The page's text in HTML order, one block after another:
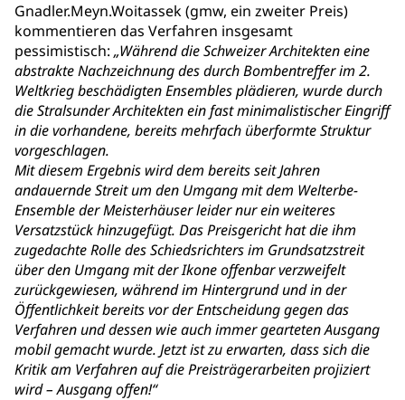
Gnadler.Meyn.Woitassek (gmw, ein zweiter Preis)
kommentieren das Verfahren insgesamt
pessimistisch: „Während die Schweizer Architekten eine
abstrakte Nachzeichnung des durch Bombentreffer im 2.
Weltkrieg beschädigten Ensembles plädieren, wurde durch
die Stralsunder Architekten ein fast minimalistischer Eingriff
in die vorhandene, bereits mehrfach überformte Struktur
vorgeschlagen.
Mit diesem Ergebnis wird dem bereits seit Jahren
andauernde Streit um den Umgang mit dem Welterbe-
Ensemble der Meisterhäuser leider nur ein weiteres
Versatzstück hinzugefügt. Das Preisgericht hat die ihm
zugedachte Rolle des Schiedsrichters im Grundsatzstreit
über den Umgang mit der Ikone offenbar verzweifelt
zurückgewiesen, während im Hintergrund und in der
Öffentlichkeit bereits vor der Entscheidung gegen das
Verfahren und dessen wie auch immer gearteten Ausgang
mobil gemacht wurde. Jetzt ist zu erwarten, dass sich die
Kritik am Verfahren auf die Preisträgerarbeiten projiziert
wird – Ausgang offen!“